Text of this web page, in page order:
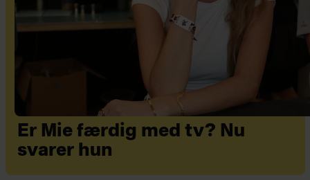
Er Mie færdig med tv? Nu
svarer hun